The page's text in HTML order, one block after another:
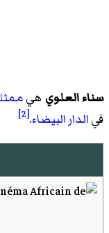
سناء العلوي هي
فيالدار البيضاء.
[2]